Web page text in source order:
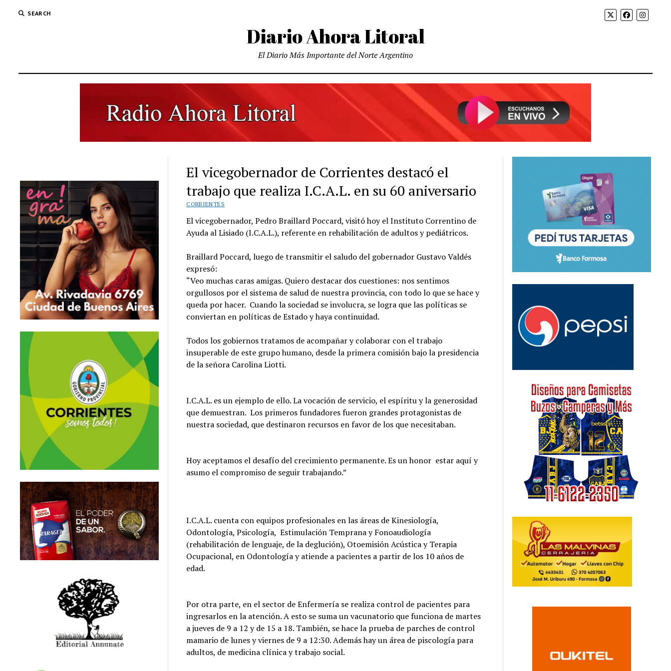
SEARCH
Diario Ahora Litoral
El Diario Más Importante del Norte Argentino
El vicegobernador de Corrientes destacó el
trabajo que realiza I.C.A.L. en su 60 aniversario
CORRIENTES
El vicegobernador, Pedro Braillard Poccard, visitó hoy el Instituto Correntino de
Ayuda al Lisiado (I.C.A.L.), referente en rehabilitación de adultos y pediátricos.
Braillard Poccard, luego de transmitir el saludo del gobernador Gustavo Valdés
expresó:
“Veo muchas caras amigas. Quiero destacar dos cuestiones: nos sentimos
orgullosos por el sistema de salud de nuestra provincia, con todo lo que se hace y
queda por hacer. Cuando la sociedad se involucra, se logra que las políticas se
conviertan en políticas de Estado y haya continuidad.
Todos los gobiernos tratamos de acompañar y colaborar con el trabajo
insuperable de este grupo humano, desde la primera comisión bajo la presidencia
de la señora Carolina Liotti.
I.C.A.L. es un ejemplo de ello. La vocación de servicio, el espíritu y la generosidad
que demuestran. Los primeros fundadores fueron grandes protagonistas de
nuestra sociedad, que destinaron recursos en favor de los que necesitaban.
Hoy aceptamos el desafío del crecimiento permanente. Es un honor estar aquí y
asumo el compromiso de seguir trabajando.”
I.C.A.L. cuenta con equipos profesionales en las áreas de Kinesiología,
Odontología, Psicología, Estimulación Temprana y Fonoaudiología
(rehabilitación de lenguaje, de la deglución), Otoemisión Acústica y Terapia
Ocupacional, en Odontología y atiende a pacientes a partir de los 10 años de
edad.
Por otra parte, en el sector de Enfermería se realiza control de pacientes para
ingresarlos en la atención. A esto se suma un vacunatorio que funciona de martes
a jueves de 9 a 12 y de 15 a 18. También, se hace la prueba de parches de control
mamario de lunes y viernes de 9 a 12:30. Además hay un área de piscología para
adultos, de medicina clínica y trabajo social.